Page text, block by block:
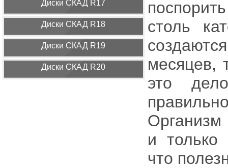
Диcки СКАД R17
Диcки СКАД R18
Диcки СКАД R19
Диcки СКАД R20
столь
месяцев,
это
Организм
и только
что